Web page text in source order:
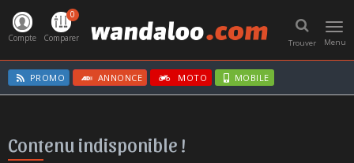
Menu
Trouver
Compte
0
Comparer
PROMO ANNONCE MOTO MOBILE
Contenu indisponible !